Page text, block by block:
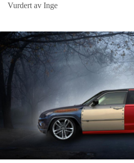
Vurdert av Inge